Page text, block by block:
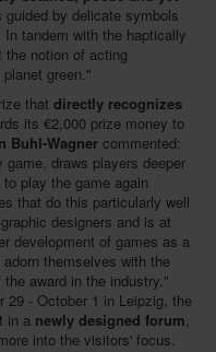
guided by delicate symbols
tandem with the haptically
the notion of acting
green."
that directly recognizes
its €2,000 prize money to
Buhl-Wagner commented:
draws players deeper
play the game again
that do this particularly well
designers and is at
development of games as a
themselves with the
award in the industry."
29 - October 1 in Leipzig, the
in a newly designed forum,
into the visitors' focus.